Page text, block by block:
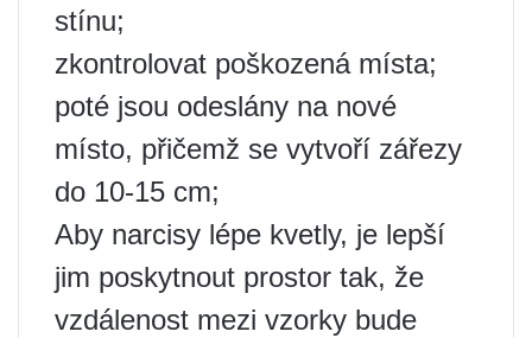
stínu;
zkontrolovat poškozená místa;
poté jsou odeslány na nové
místo, přičemž se vytvoří zářezy
do 10-15 cm;
Aby narcisy lépe kvetly, je lepší
jim poskytnout prostor tak, že
vzdálenost mezi vzorky bude